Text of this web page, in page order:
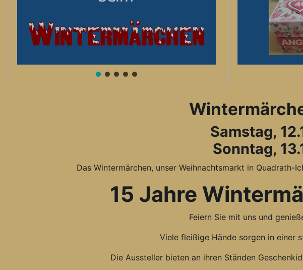
Samstag,
Sonntag,
Das Wintermärchen, unser Weihnachtsmarkt in
15 Jahre
Feiern Sie mit uns und
Viele fleißige Hände sorgen in einer
Die Aussteller bieten an ihren Ständen